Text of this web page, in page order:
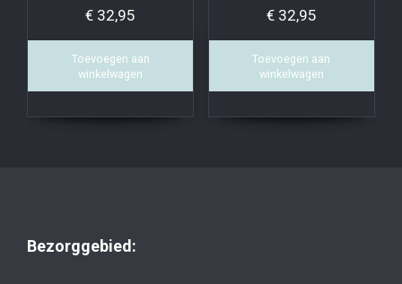
€ 32,95
Toevoegen aan
winkelwagen
€32,95
Toevoegen aan
winkelwagen
Bezorggebied: